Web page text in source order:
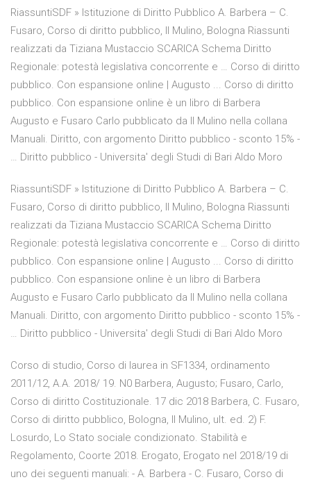
RiassuntiSDF » Istituzione di Diritto Pubblico A. Barbera – C.
Fusaro, Corso di diritto pubblico, Il Mulino, Bologna Riassunti
realizzati da Tiziana Mustaccio SCARICA Schema Diritto
Regionale: potestà legislativa concorrente e … Corso di diritto
pubblico. Con espansione online | Augusto ... Corso di diritto
pubblico. Con espansione online è un libro di Barbera
Augusto e Fusaro Carlo pubblicato da Il Mulino nella collana
Manuali. Diritto, con argomento Diritto pubblico - sconto 15% -
… Diritto pubblico - Universita' degli Studi di Bari Aldo Moro
RiassuntiSDF » Istituzione di Diritto Pubblico A. Barbera – C.
Fusaro, Corso di diritto pubblico, Il Mulino, Bologna Riassunti
realizzati da Tiziana Mustaccio SCARICA Schema Diritto
Regionale: potestà legislativa concorrente e … Corso di diritto
pubblico. Con espansione online | Augusto ... Corso di diritto
pubblico. Con espansione online è un libro di Barbera
Augusto e Fusaro Carlo pubblicato da Il Mulino nella collana
Manuali. Diritto, con argomento Diritto pubblico - sconto 15% -
… Diritto pubblico - Universita' degli Studi di Bari Aldo Moro
Corso di studio, Corso di laurea in SF1334, ordinamento
2011/12, A.A. 2018/ 19. N0 Barbera, Augusto; Fusaro, Carlo,
Corso di diritto Costituzionale. 17 dic 2018 Barbera, C. Fusaro,
Corso di diritto pubblico, Bologna, Il Mulino, ult. ed. 2) F.
Losurdo, Lo Stato sociale condizionato. Stabilità e
Regolamento, Coorte 2018. Erogato, Erogato nel 2018/19 di
uno dei seguenti manuali: - A. Barbera - C. Fusaro, Corso di